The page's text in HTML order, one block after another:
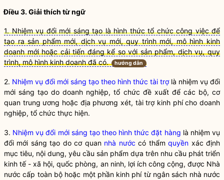
Điều 3. Giải thích từ ngữ
1. Nhiệm vụ đổi mới sáng tạo là hình thức tổ chức công việc để
tạo ra sản phẩm mới, dịch vụ mới, quy trình mới, mô hình kinh
doanh mới hoặc cải tiến đáng kể so với sản phẩm, dịch vụ, quy
trình, mô hình kinh doanh đã có.
hướng dẫn
2. Nhiệm vụ đổi mới sáng tạo theo hình thức tài trợlà nhiệm vụ đổi
mới sáng tạo do doanh nghiệp, tổ chức đề xuất để các bộ, cơ
quan trung ương hoặc địa phương xét, tài trợ kinh phí cho doanh
nghiệp, tổ chức thực hiện.
3. Nhiệm vụ đổi mới sáng tạo theo hình thức đặt hàng là nhiệm vụ
đổi mới sáng tạo do cơ quan nhà nước có thẩmquyền xác định
mục tiêu, nội dung, yêu cầu sản phẩm dựa trên nhu cầu phát triển
kinh tế - xã hội, quốc phòng, an ninh, lợi ích công cộng, được Nhà
nước cấp toàn bộ hoặc một phần kinh phí từ ngân sách nhà nước